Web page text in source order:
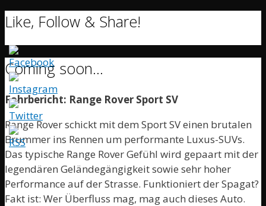
Like, Follow & Share!
Coming soon…
Fahrbericht: Range Rover Sport SV
Range Rover schickt mit dem Sport SV einen brutalen
Brummer ins Rennen um performante Luxus-SUVs.
Das typische Range Rover Gefühl wird gepaart mit der
legendären Geländegängigkeit sowie sehr hoher
Performance auf der Strasse. Funktioniert der Spagat?
Fakt ist: Wer Überfluss mag, mag auch dieses Auto.